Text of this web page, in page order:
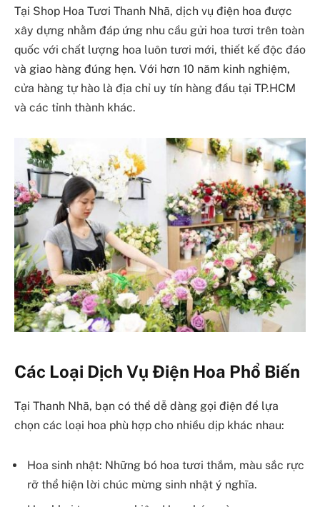
Tại Shop Hoa Tươi Thanh Nhã, dịch vụ điện hoa được
xây dựng nhằm đáp ứng nhu cầu gửi hoa tươi trên toàn
quốc với chất lượng hoa luôn tươi mới, thiết kế độc đáo
và giao hàng đúng hẹn. Với hơn 10 năm kinh nghiệm,
cửa hàng tự hào là địa chỉ uy tín hàng đầu tại TP.HCM
và các tỉnh thành khác.
Các Loại Dịch Vụ Điện Hoa Phổ Biến
Tại Thanh Nhã, bạn có thể dễ dàng gọi điện để lựa
chọn các loại hoa phù hợp cho nhiều dịp khác nhau:
Hoa sinh nhật: Những bó hoa tươi thắm, màu sắc rực
rỡ thể hiện lời chúc mừng sinh nhật ý nghĩa.